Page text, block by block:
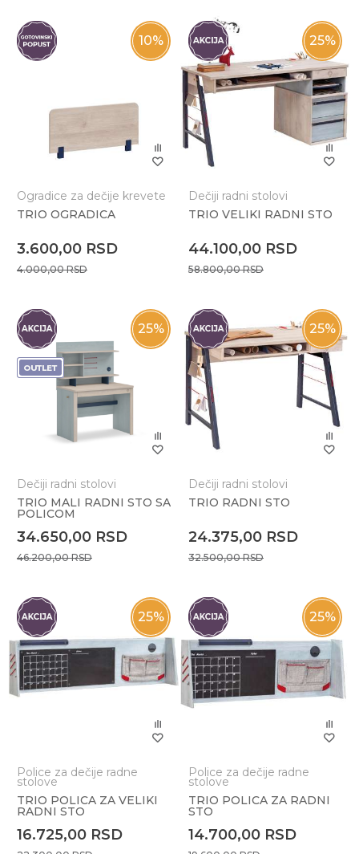
10%
Ogradice za dečije krevete
TRIO OGRADICA
3.600,00 RSD
4.000,00RSD
25%
Dečiji radni stolovi
TRIO VELIKI RADNI STO
44.100,00 RSD
58.800,00RSD
25%
Dečiji radni stolovi
TRIO MALI RADNI STO SA
POLICOM
34.650,00 RSD
46.200,00RSD
25%
Dečiji radni stolovi
TRIO RADNI STO
24.375,00 RSD
32.500,00RSD
25%
Police za dečije radne
stolove
TRIO POLICA ZA VELIKI
RADNI STO
16.725,00 RSD
25%
Police za dečije radne
stolove
TRIO POLICA ZA RADNI
STO
14.700,00 RSD